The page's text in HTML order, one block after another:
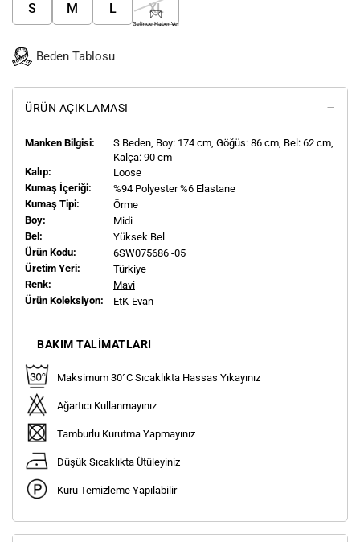
S M L XL
Gelince Haber Ver
Beden Tablosu
ÜRÜN AÇIKLAMASI
Manken Bilgisi: S Beden, Boy: 174 cm, Göğüs: 86 cm, Bel: 62 cm,
Kalça: 90 cm
Kalıp:
Loose
Kumaş İçeriği:
%94 Polyester %6 Elastane
Kumaş Tipi:
Örme
Boy:
Midi
Bel:
Yüksek Bel
Ürün Kodu:
6SW075686 -05
Üretim Yeri:
Türkiye
Renk:
Mavi
Ürün Koleksiyon:
EtK-Evan
BAKIM TALIMATLARI
Maksimum 30°C Sıcaklıkta Hassas Yıkayınız
Ağartıcı Kullanmayınız
Tamburlu Kurutma Yapmayınız
Düşük Sıcaklıkta Ütüleyiniz
Kuru Temizleme Yapılabilir